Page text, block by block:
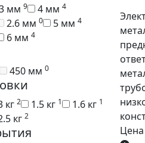
мм 9 4 мм 4
2.6 мм 0 5 мм 4
6 мм 4
450 мм 0
кг 2 1.5 кг 1 1.6 кг 1
кг 2